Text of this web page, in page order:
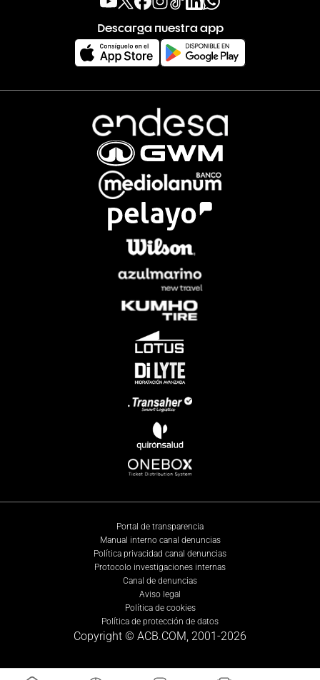
Descarga nuestra app
Portal de transparencia
Manual interno canal denuncias
Política privacidad canal denuncias
Protocolo investigaciones internas
Canal de denuncias
Aviso legal
Política de cookies
Política de protección de datos
Copyright © ACB.COM, 2001-2026